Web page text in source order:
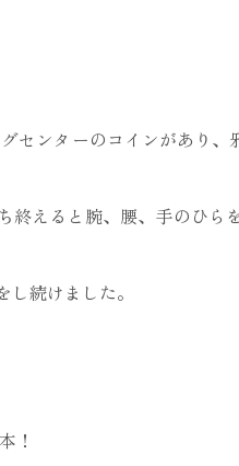
センターのコインがあり
えると腕、腰、手のひら
続けました。
！